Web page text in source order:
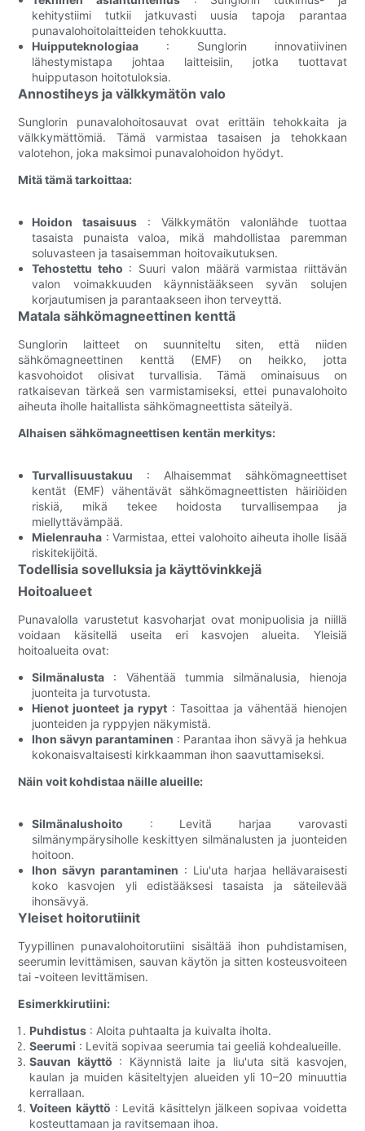
kehitystiimi tutkii jatkuvasti uusia tapoja parantaa
punavalohoitolaitteiden tehokkuutta.
Huipputeknologiaa : Sunglorin innovatiivinen
lähestymistapa johtaa laitteisiin, jotka tuottavat
huipputason hoitotuloksia.
Annostiheys ja välkkymätön valo
Sunglorin punavalohoitosauvat ovat erittäin tehokkaita ja
välkkymättömiä. Tämä varmistaa tasaisen ja tehokkaan
valotehon, joka maksimoi punavalohoidon hyödyt.
Mitä tämä tarkoittaa:
Hoidon tasaisuus : Välkkymätön valonlähde tuottaa
tasaista punaista valoa, mikä mahdollistaa paremman
soluvasteen ja tasaisemman hoitovaikutuksen.
Tehostettu teho : Suuri valon määrä varmistaa riittävän
valon voimakkuuden käynnistääkseen syvän solujen
korjautumisen ja parantaakseen ihon terveyttä.
Matala sähkömagneettinen kenttä
Sunglorin laitteet on suunniteltu siten, että niiden
sähkömagneettinen kenttä (EMF) on heikko, jotta
kasvohoidot olisivat turvallisia. Tämä ominaisuus on
ratkaisevan tärkeä sen varmistamiseksi, ettei punavalohoito
aiheuta iholle haitallista sähkömagneettista säteilyä.
Alhaisen sähkömagneettisen kentän merkitys:
Turvallisuustakuu : Alhaisemmat sähkömagneettiset
kentät (EMF) vähentävät sähkömagneettisten häiriöiden
riskiä, ​​mikä tekee hoidosta turvallisempaa ja
miellyttävämpää.
Mielenrauha : Varmistaa, ettei valohoito aiheuta iholle lisää
riskitekijöitä.
Todellisia sovelluksia ja käyttövinkkejä
Hoitoalueet
Punavalolla varustetut kasvoharjat ovat monipuolisia ja niillä
voidaan käsitellä useita eri kasvojen alueita. Yleisiä
hoitoalueita ovat:
Silmänalusta : Vähentää tummia silmänalusia, hienoja
juonteita ja turvotusta.
Hienot juonteet ja rypyt: Tasoittaa ja vähentää hienojen
juonteiden ja ryppyjen näkymistä.
Ihon sävyn parantaminen : Parantaa ihon sävyä ja hehkua
kokonaisvaltaisesti kirkkaamman ihon saavuttamiseksi.
Näin voit kohdistaa näille alueille:
Silmänalushoito : Levitä harjaa varovasti
silmänympärysiholle keskittyen silmänalusten ja juonteiden
hoitoon.
Ihon sävyn parantaminen : Liu'uta harjaa hellävaraisesti
koko kasvojen yli edistääksesi tasaista ja säteilevää
ihonsävyä.
Yleiset hoitorutiinit
Tyypillinen punavalohoitorutiini sisältää ihon puhdistamisen,
seerumin levittämisen, sauvan käytön ja sitten kosteusvoiteen
tai -voiteen levittämisen.
Esimerkkirutiini:
Puhdistus : Aloita puhtaalta ja kuivalta iholta.
Seerumi : Levitä sopivaa seerumia tai geeliä kohdealueille.
Sauvan käyttö : Käynnistä laite ja liu'uta sitä kasvojen,
kaulan ja muiden käsiteltyjen alueiden yli 10–20 minuuttia
kerrallaan.
Voiteen käyttö : Levitä käsittelyn jälkeen sopivaa voidetta
kosteuttamaan ja ravitsemaan ihoa.